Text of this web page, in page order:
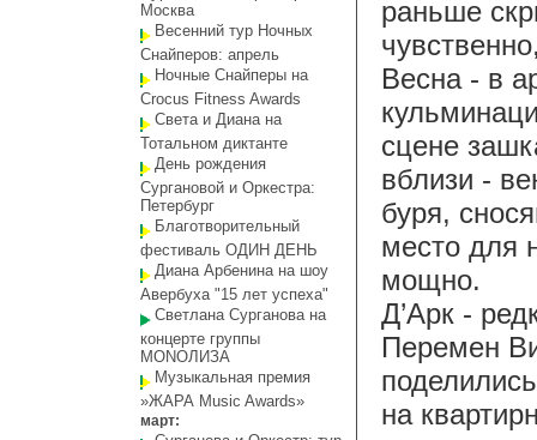
Москва
Весенний тур Ночных
Снайперов: апрель
Ночные Снайперы на
Crocus Fitness Awards
Света и Диана на
Тотальном диктанте
День рождения
Сургановой и Оркестра:
Петербург
Благотворительный
фестиваль ОДИН ДЕНЬ
Диана Арбенина на шоу
Авербуха "15 лет успеха"
Светлана Сурганова на
концерте группы
MONOЛИЗА
Музыкальная премия
»ЖАРА Music Awards»
март:
раньше
Весна - в
сцене
вблизи -
буря,
место для
мощно.
Д’Арк -
Перемен
на